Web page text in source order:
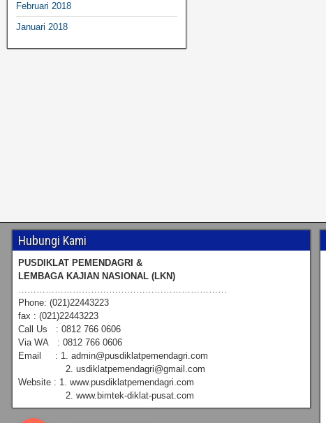
Februari 2018
Januari 2018
Hubungi Kami
PUSDIKLAT PEMENDAGRI &
LEMBAGA KAJIAN NASIONAL (LKN)
Phone: (021)22443223
fax : (021)22443223
Call Us : 0812 766 0606
Via WA : 0812 766 0606
Email : 1. admin@pusdiklatpemendagri.com
2. usdiklatpemendagri@gmail.com
Website : 1. www.pusdiklatpemendagri.com
2. www.bimtek-diklat-pusat.com